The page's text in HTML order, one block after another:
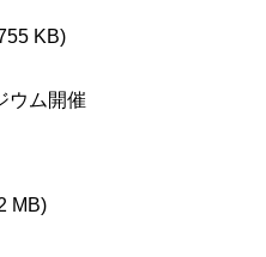
KB)
ウム開催
MB)